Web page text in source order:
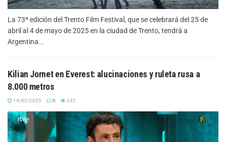
La 73ª edición del Trento Film Festival, que se celebrará del 25 de
abril al 4 de mayo de 2025 en la ciudad de Trento, tendrá a
Argentina...
Kilian Jornet en Everest: alucinaciones y ruleta rusa a
8.000 metros
14/02/2025 0 332